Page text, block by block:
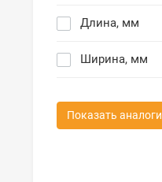
Длина, мм
Ширина, мм
Показать аналоги